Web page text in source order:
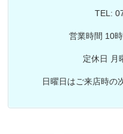
TEL:
営業時間 10
定休日 月
日曜日はご来店時の